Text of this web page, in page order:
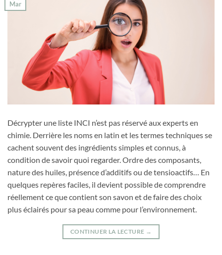
Mar
Décrypter une liste INCI n’est pas réservé aux experts en
chimie. Derrière les noms en latin et les termes techniques se
cachent souvent des ingrédients simples et connus, à
condition de savoir quoi regarder. Ordre des composants,
nature des huiles, présence d’additifs ou de tensioactifs… En
quelques repères faciles, il devient possible de comprendre
réellement ce que contient son savon et de faire des choix
plus éclairés pour sa peau comme pour l’environnement.
CONTINUER LA LECTURE →